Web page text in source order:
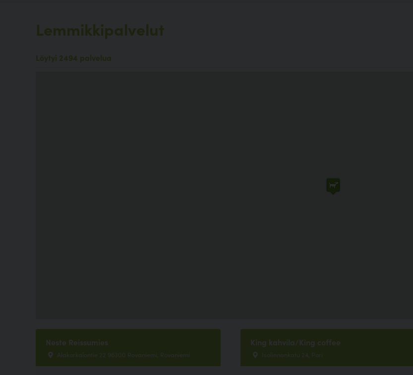
Lemmikkipalvelut
Löytyi 2494 palvelua
Neste Reissumies
Alakorkalontie 22 96300 Rovaniemi, Rovaniemi
King kahvila/King coffee
Isolinnankatu 24, Pori